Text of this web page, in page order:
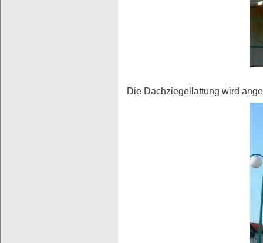
Die Dachziegellattung wird